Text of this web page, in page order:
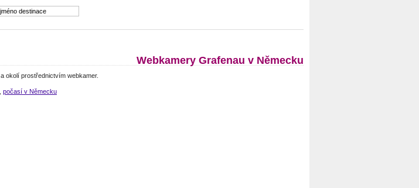
Webkamery Grafenau v Německu
a okolí prostřednictvím webkamer.
počasí v Německu